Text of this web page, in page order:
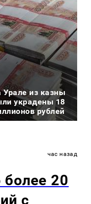
Урале из казны
украдены 18
рублей
час назад
20
с